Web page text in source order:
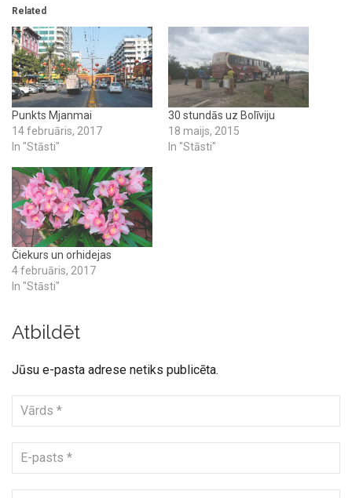
Related
Punkts Mjanmai
14 februāris, 2017
In "Stāsti"
30 stundās uz Bolīviju
18 maijs, 2015
In "Stāsti"
Čiekurs un orhidejas
4 februāris, 2017
In "Stāsti"
Atbildēt
Jūsu e-pasta adrese netiks publicēta.